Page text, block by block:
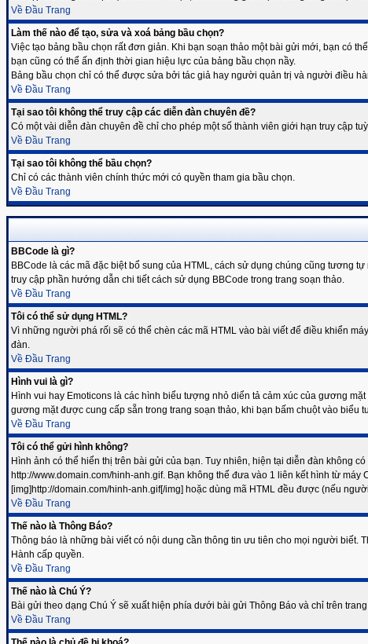
Về Đầu Trang
Làm thế nào để tạo, sửa và xoá bảng bầu chọn?
Việc tạo bảng bầu chọn rất đơn giản. Khi bạn soạn thảo một bài gửi mới, bạn có
bạn cũng có thể ấn định thời gian hiệu lực của bảng bầu chọn nầy.
Bảng bầu chọn chỉ có thể được sửa bởi tác giả hay người quản trị và người điều
Về Đầu Trang
Tại sao tôi không thể truy cập các diễn đàn chuyên đề?
Có một vài diễn đàn chuyên đề chỉ cho phép một số thành viên giới hạn truy cập
Về Đầu Trang
Tại sao tôi không thể bầu chọn?
Chỉ có các thành viên chính thức mới có quyền tham gia bầu chọn.
Về Đầu Trang
BBCode là gì?
BBCode là các mã đặc biệt bổ sung của HTML, cách sử dụng chúng cũng tương
truy cập phần hướng dẫn chi tiết cách sử dụng BBCode trong trang soạn thảo.
Về Đầu Trang
Tôi có thể sử dụng HTML?
Vì những người phá rối sẽ có thể chèn các mã HTML vào bài viết để điều khiển
đàn.
Về Đầu Trang
Hình vui là gì?
Hình vui hay Emoticons là các hình biểu tượng nhỏ diển tả cảm xúc của gương
gương mặt được cung cấp sẵn trong trang soạn thảo, khi bạn bấm chuột vào
Về Đầu Trang
Tôi có thể gửi hình không?
Hình ảnh có thể hiển thị trên bài gửi của bạn. Tuy nhiên, hiện tại diễn đàn không
http://www.domain.com/hinh-anh.gif. Bạn không thể đưa vào 1 liên kết hình từ
[img]http://domain.com/hinh-anh.gif[/img] hoặc dùng mã HTML đều được (nếu
Về Đầu Trang
Thế nào là Thông Báo?
Thông báo là những bài viết có nội dung cần thông tin ưu tiên cho mọi người
Hành cấp quyền.
Về Đầu Trang
Thế nào là Chú Ý?
Bài gửi theo dạng Chú Ý sẽ xuất hiện phía dưới bài gửi Thông Báo và chỉ trên
Về Đầu Trang